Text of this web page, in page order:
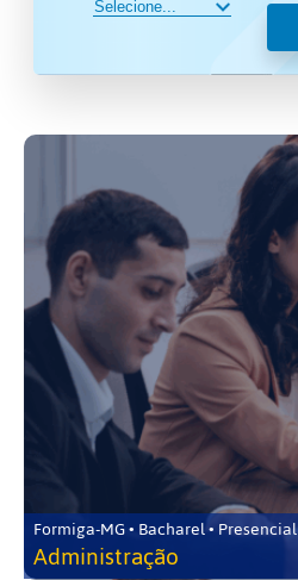
Formiga-MG • Bacharel • Presencial
Administração